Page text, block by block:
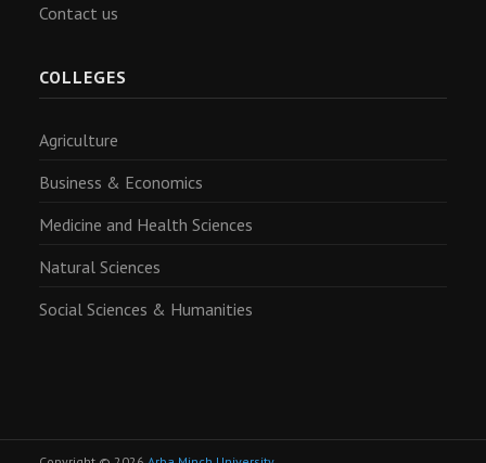
Contact us
COLLEGES
Agriculture
Business & Economics
Medicine and Health Sciences
Natural Sciences
Social Sciences & Humanities